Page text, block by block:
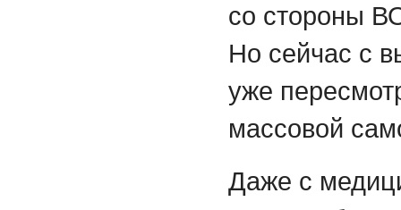
со стороны
Но сейчас с
уже
массовой
Даже с